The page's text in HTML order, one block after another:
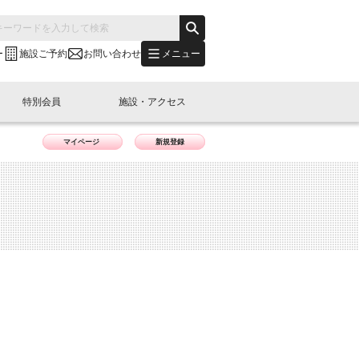
施設ご予約 お問い合わせ メニュー
別会員開催
展・参加
"LINK-BioBAY TOKYO"？
(News Letter)
コラム
ュース・事業紹介
ベント
LINK-J WEST
容
本橋エリアについて
特別会員
し込み
施設・アクセス
予約
マイページ 新規登録